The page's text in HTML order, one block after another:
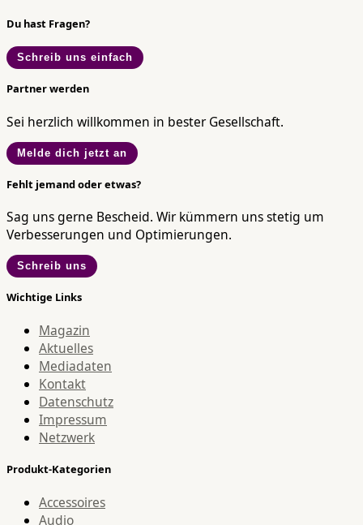
Du hast Fragen?
Schreib uns einfach
Partner werden
Sei herzlich willkommen in bester Gesellschaft.
Melde dich jetzt an
Fehlt jemand oder etwas?
Sag uns gerne Bescheid. Wir kümmern uns stetig um
Verbesserungen und Optimierungen.
Schreib uns
Wichtige Links
Magazin
Aktuelles
Mediadaten
Kontakt
Datenschutz
Impressum
Netzwerk
Produkt-Kategorien
Accessoires
Audio